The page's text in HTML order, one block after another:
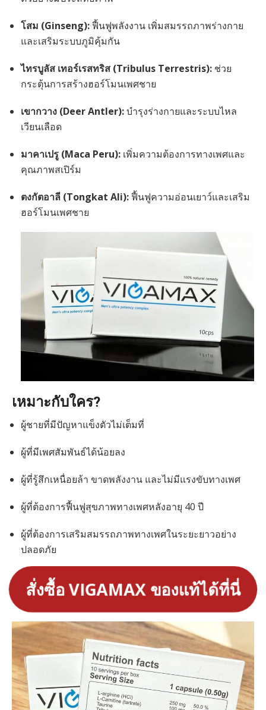
โสม (Ginseng):ฟื้นฟูพลังงาน เพิ่มสมรรถภาพร่างกาย
และเสริมระบบภูมิคุ้มกัน
ไทรบูลัส เทอร์เรสทริส (Tribulus Terrestris): ช่วย
กระตุ้นการสร้างฮอร์โมนเพศชาย
เขากวาง (Deer Antler):บำรุงร่างกายและระบบไหล
เวียนเลือด
มาคาเปรู (Maca Peru): เพิ่มความต้องการทางเพศและ
คุณภาพสเปิร์ม
ตงกัตอาลี (Tongkat Ali):ฟื้นฟูความอ่อนเยาว์และเสริม
ฮอร์โมนเพศชาย
เหมาะกับใคร?
ผู้ชายที่มีปัญหาแข็งตัวไม่เต็มที่
ผู้ที่มีเพศสัมพันธ์ได้น้อยลง
ผู้ที่รู้สึกเหนื่อยล้า ขาดพลังงาน และไม่มีแรงขับทางเพศ
ผู้ที่ต้องการฟื้นฟูสุขภาพทางเพศหลังอายุ 40 ปี
ผู้ที่ต้องการเสริมสมรรถภาพทางเพศในระยะยาวอย่าง
ปลอดภัย
สั่งซื้อ VIGAMAX ของแท้ได้ที่นี่